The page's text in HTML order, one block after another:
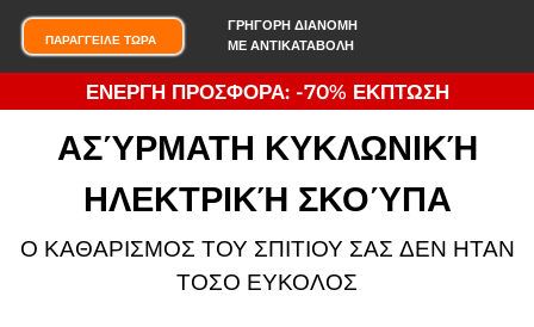
ΠΑΡΑΓΓΕΙΛΕ ΤΩΡΑ
ΓΡΗΓΟΡΗ ΔΙΑΝΟΜΗ
ΜΕ ΑΝΤΙΚΑΤΑΒΟΛΗ
ΕΝΕΡΓΗ ΠΡΟΣΦΟΡΑ: -70% ΕΚΠΤΩΣΗ
ΑΣΎΡΜΑΤΗ ΚΥΚΛΩΝΙΚΉ
ΗΛΕΚΤΡΙΚΉ ΣΚΟΎΠΑ
Ο ΚΑΘΑΡΙΣΜΟΣ ΤΟΥ ΣΠΙΤΙΟΥ ΣΑΣ ΔΕΝ ΗΤΑΝ
ΤΟΣΟ ΕΥΚΟΛΟΣ